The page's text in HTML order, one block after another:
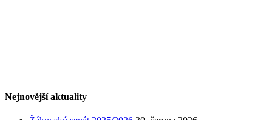
Nejnovější aktuality